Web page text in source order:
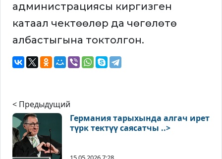
администрациясы киргизген
катаал чектөөлөр да чөгөлөтө
албастыгына токтолгон.
< Предыдущий
Германия тарыхында алгач ирет
түрк тектүү саясатчы ..>